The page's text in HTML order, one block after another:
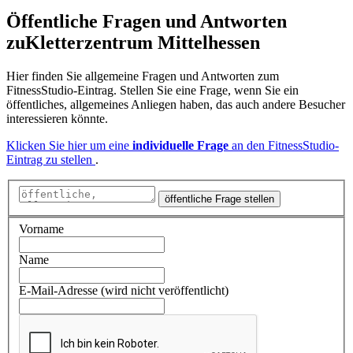
Öffentliche Fragen und Antworten
zuKletterzentrum Mittelhessen
Hier finden Sie allgemeine Fragen und Antworten zum
FitnessStudio-Eintrag. Stellen Sie eine Frage, wenn Sie ein
öffentliches, allgemeines Anliegen haben, das auch andere Besucher
interessieren könnte.
Klicken Sie hier um eine individuelle Frage an den FitnessStudio-
Eintrag zu stellen .
öffentliche Frage stellen
Vorname
Name
E-Mail-Adresse (wird nicht veröffentlicht)